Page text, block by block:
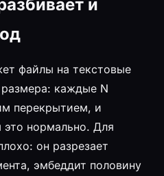
и
файлы на текстовые
каждые N
перекрытием, и
нормально. Для
он разрезает
эмбеддит половину